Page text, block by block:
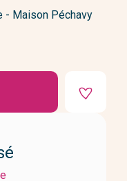
- Maison Péchavy